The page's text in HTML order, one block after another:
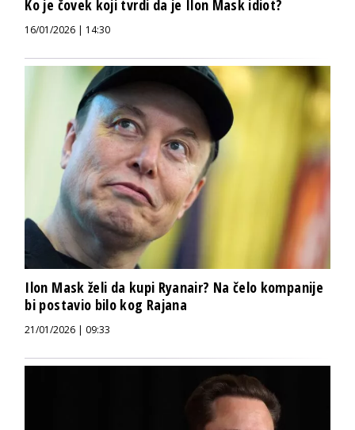
Ko je čovek koji tvrdi da je Ilon Mask idiot?
16/01/2026 | 14:30
Ilon Mask želi da kupi Ryanair? Na čelo kompanije
bi postavio bilo kog Rajana
21/01/2026 | 09:33